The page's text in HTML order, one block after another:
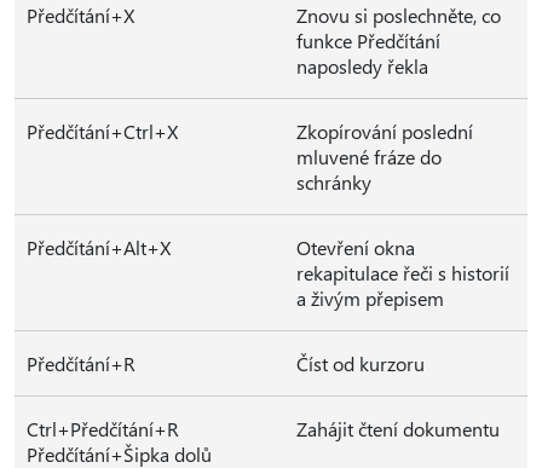
Předčítání+X
Znovu si poslechněte, co
funkce Předčítání
naposledy řekla
Předčítání+Ctrl+X
Zkopírování poslední
mluvené fráze do
schránky
Předčítání+Alt+X
Otevření okna
rekapitulace řeči s historií
a živým přepisem
Předčítání+R Číst od kurzoru
Ctrl+Předčítání+R
Předčítání+Šipka dolů
Zahájit čtení dokumentu